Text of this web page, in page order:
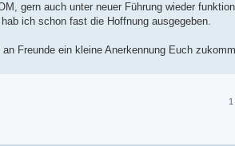
gern auch unter neuer Führung wieder
ich schon fast die Hoffnung ausgegeben.
Freunde ein kleine Anerkennung Euch